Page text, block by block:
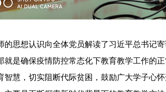
的思想认识向全体党员解读了习近平总书记
就是确保疫情防控常态化下教育教学工作的
智慧，切实阻断代际贫困，鼓励广大学子心